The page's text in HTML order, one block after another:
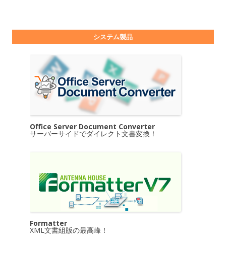
システム製品
Office Server Document Converter
サーバーサイドでダイレクト文書変換！
Formatter
XML文書組版の最高峰！